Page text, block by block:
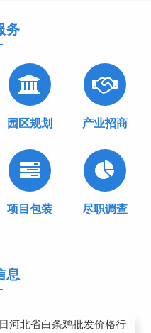
务
园区规划 产业招商
项目包装 尽职调查
息
河北省白条鸡批发价格行